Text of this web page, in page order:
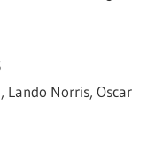
Lando Norris, Oscar